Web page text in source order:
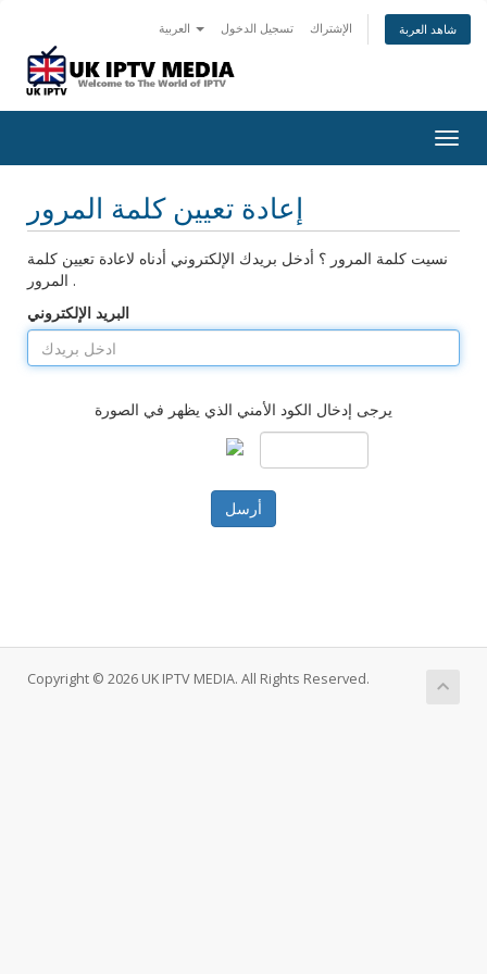
تسجيل الدخول الإشتراك شاهد العربة
إعادة تعيين كلمة المرور
نسيت كلمة المرور ؟ أدخل بريدك الإلكتروني أدناه لاعادة تعيين كلمة
المرور .
البريد الإلكتروني
يرجى إدخال الكود الأمني الذي يظهر في الصورة
أرسل
Copyright © 2026 UK IPTV MEDIA. All Rights Reserved.